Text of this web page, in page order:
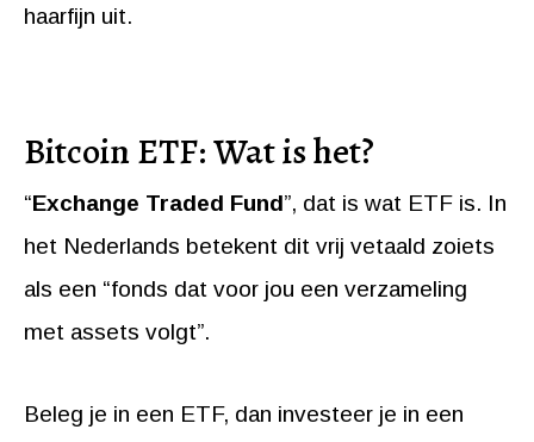
haarfijn uit.
Bitcoin ETF: Wat is het?
“Exchange Traded Fund”, dat is wat ETF is. In
het Nederlands betekent dit vrij vetaald zoiets
als een “fonds dat voor jou een verzameling
met assets volgt”.
Beleg je in een ETF, dan investeer je in een